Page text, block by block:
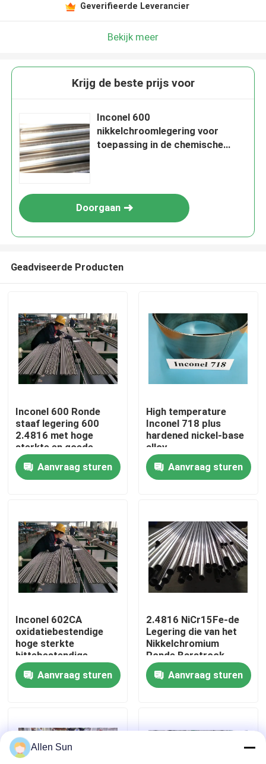
Thuis
Producten
Over ons
Fabriekstocht
Neem contact met ons op
Nieuws
Vraag een offerte
Geverifieerde Leverancier
Bekijk meer
Krijg de beste prijs voor
Inconel 600
nikkelchroomlegering voor
toepassing in de chemische
Doorgaan
Geadviseerde Producten
Inconel 600 Ronde
staaf legering 600
2.4816 met hoge
sterkte en goede
werkbaarheid
Aanvraag sturen
High temperature
Inconel 718 plus
hardened nickel-base
alloy
Aanvraag sturen
Inconel 602CA
oxidatiebestendige
hoge sterkte
hittebestendige
nikkellegering
Aanvraag sturen
2.4816 NiCr15Fe-de
Legering die van het
Nikkelchromium
Ronde Barstrook
smeden
Aanvraag sturen
Allen Sun